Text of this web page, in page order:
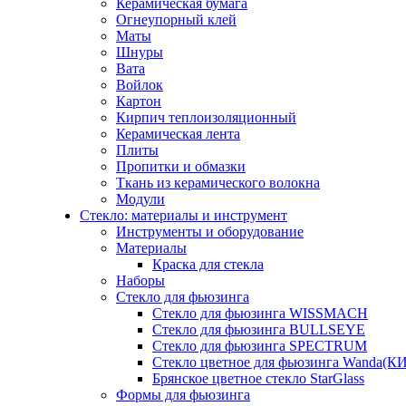
Керамическая бумага
Огнеупорный клей
Маты
Шнуры
Вата
Войлок
Картон
Кирпич теплоизоляционный
Керамическая лента
Плиты
Пропитки и обмазки
Ткань из керамического волокна
Модули
Стекло: материалы и инструмент
Инструменты и оборудование
Материалы
Краска для стекла
Наборы
Стекло для фьюзинга
Стекло для фьюзинга WISSMACH
Стекло для фьюзинга BULLSEYE
Стекло для фьюзинга SPECTRUM
Стекло цветное для фьюзинга
Брянское цветное стекло StarGlass
Формы для фьюзинга